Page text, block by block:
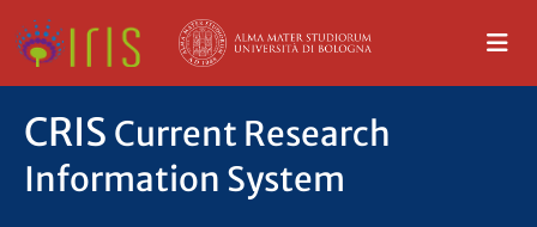
CRIS Current Research
Information System